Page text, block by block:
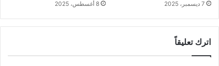
7 ديسمبر، 2025 8 أغسطس، 2025
اترك تعليقاً